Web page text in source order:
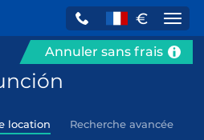
€
Annuler sans frais
location Recherche avancée